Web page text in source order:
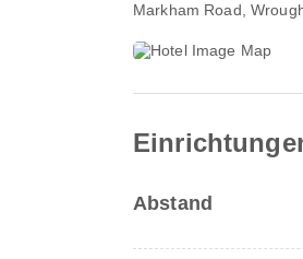
Markham Road ,
Abstand